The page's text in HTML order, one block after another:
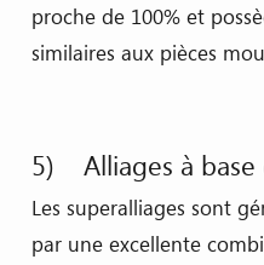
proche de 100% et
similaires aux pièces
5) Alliages à base
Les superalliages sont
par une excellente